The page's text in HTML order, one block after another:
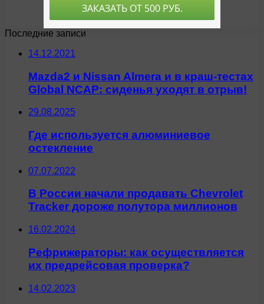
Последние записи
14.12.2021
Mazda2 и Nissan Almera и в краш-тестах
Global NCAP: сиденья уходят в отрыв!
29.08.2025
Где используется алюминиевое
остекление
07.07.2022
В России начали продавать Chevrolet
Tracker дороже полутора миллионов
16.02.2024
Рефрижераторы: как осуществляется
их предрейсовая проверка?
14.02.2023